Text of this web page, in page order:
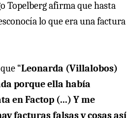
Topelberg afirma que hasta
lo que era una factura
“Leonarda (Villalobos)
porque ella había
en Factop (...) Y me
facturas falsas y cosas así